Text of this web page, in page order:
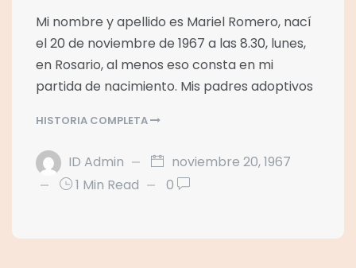
Mi nombre y apellido es Mariel Romero, nací
el 20 de noviembre de 1967 a las 8.30, lunes,
en Rosario, al menos eso consta en mi
partida de nacimiento. Mis padres adoptivos
HISTORIA COMPLETA
ID Admin
noviembre 20, 1967
1 Min Read
0